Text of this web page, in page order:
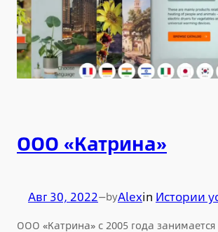
ООО «Катрина»
Авг 30, 2022—byAlexin Истории
ООО «Катрина» с 2005 года